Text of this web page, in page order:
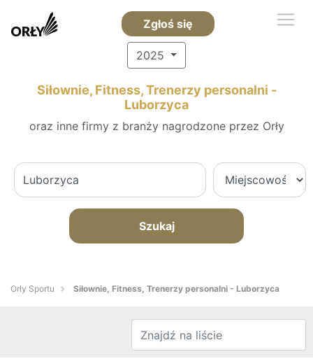
Zgłoś się
2025
Siłownie, Fitness, Trenerzy personalni -
Luborzyca
oraz inne firmy z branży nagrodzone przez Orły
Szukaj
Orły Sportu Siłownie, Fitness, Trenerzy personalni - Luborzyca